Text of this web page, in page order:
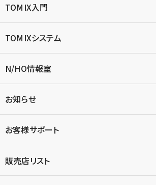
TOMIX入門
TOMIXシステム
N/HO情報室
お知らせ
お客様サポート
販売店リスト